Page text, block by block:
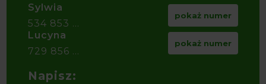
Sylwia
534 853 ...
pokaż numer
Lucyna
729 856 ...
pokaż numer
Napisz: